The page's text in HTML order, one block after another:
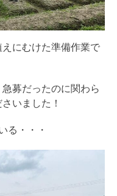
にむけた準備作業で
募だったのに関わら
いました！
る・・・